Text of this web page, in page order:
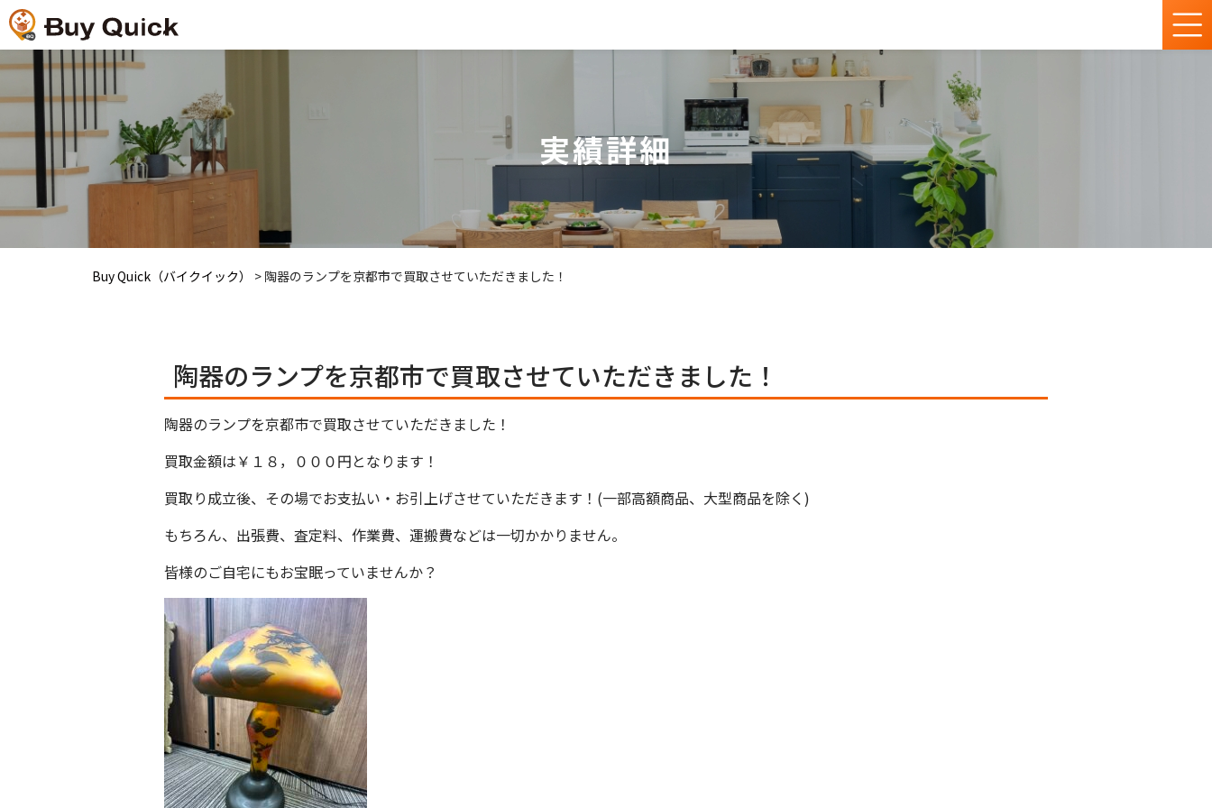
実績詳細
Buy Quick（バイクイック） > 陶器のランプを京都市で買取させていただきました！
陶器のランプを京都市で買取させていただきました！
陶器のランプを京都市で買取させていただきました！
買取金額は￥１８，０００円となります！
買取り成立後、その場でお支払い・お引上げさせていただきます！(一部高額商品、大型商品を除く)
もちろん、出張費、査定料、作業費、運搬費などは一切かかりません。
皆様のご自宅にもお宝眠っていませんか？